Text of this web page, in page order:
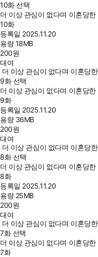
10화 선택
더 이상 관심이 없다며 이혼당
10화
등록일 2025.11.20
용량18MB
200원
대여
더 이상 관심이 없다며 이혼당
9화 선택
더 이상 관심이 없다며 이혼당
9화
등록일 2025.11.20
용량 36MB
200원
대여
더 이상 관심이 없다며 이혼당
8화 선택
더 이상 관심이 없다며 이혼당
8화
등록일 2025.11.20
용량 25MB
200원
대여
더 이상 관심이 없다며 이혼당
7화 선택
더 이상 관심이 없다며 이혼당
7화